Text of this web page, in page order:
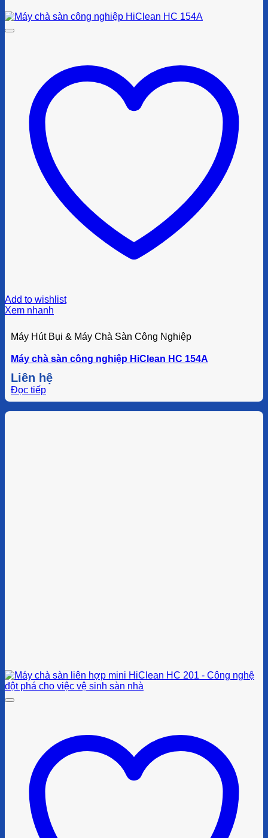
Add to wishlist
Xem nhanh
Máy Hút Bụi & Máy Chà Sàn Công Nghiệp
Máy chà sàn công nghiệp HiClean HC 154A
Liên hệ
Đọc tiếp